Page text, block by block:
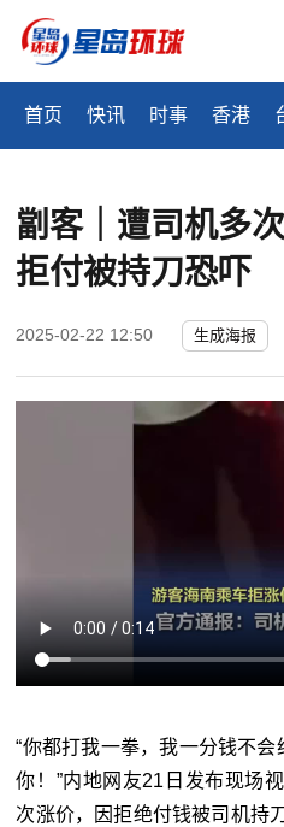
首页 快讯 时事 香港
劏客｜遭司机多
拒付被持刀恐吓
2025-02-22 12:50 生成海报
“你都打我一拳，我一分钱不会
你！”内地网友21日发布现场
次涨价，因拒绝付钱被司机持